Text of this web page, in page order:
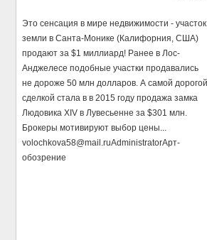
Это сенсация в мире недвижимости - участок
земли в Санта-Монике (Калифорния, США)
продают за $1 миллиард! Ранее в Лос-
Анджелесе подобные участки продавались
не дороже 50 млн долларов. А самой дорогой
сделкой стала в в 2015 году продажа замка
Людовика XIV в Лувесьенне за $301 млн.
Брокеры мотивируют выбор цены...
volochkova58@mail.ruAdministratorАрт-
обозрение